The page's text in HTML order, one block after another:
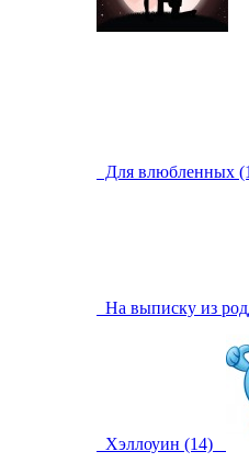
Для влюбленных
На выписку из
Хэллоуин (14)